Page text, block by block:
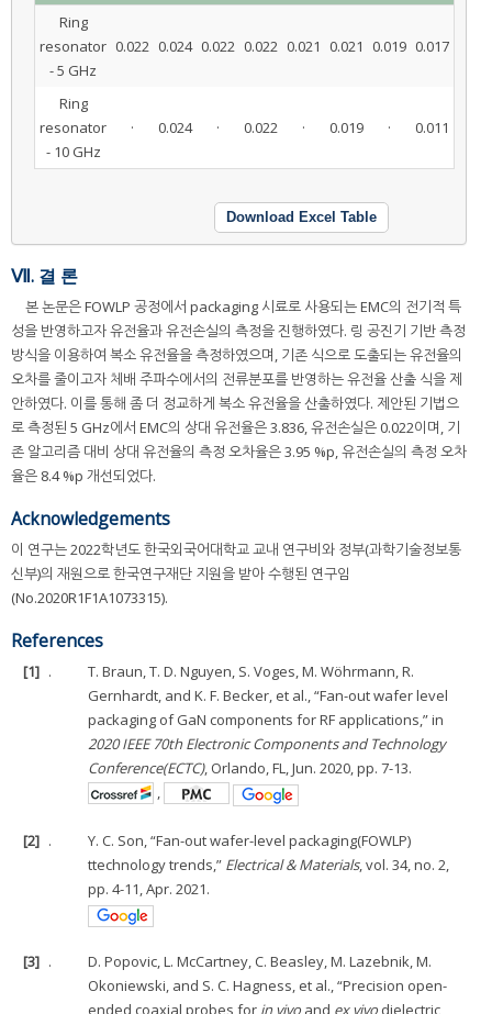
Ring
resonator
- 5 GHz
0.022 0.024 0.022 0.022 0.021 0.021 0.019 0.017
Ring
resonator
- 10 GHz
· 0.024 · 0.022 · 0.019 · 0.011
Download Excel Table
Ⅶ. 결 론
본 논문은 FOWLP 공정에서 packaging 시료로 사용되는 EMC의 전기적 특
성을 반영하고자 유전율과 유전손실의 측정을 진행하였다. 링 공진기 기반 측정
방식을 이용하여 복소 유전율을 측정하였으며, 기존 식으로 도출되는 유전율의
오차를 줄이고자 체배 주파수에서의 전류분포를 반영하는 유전율 산출 식을 제
안하였다. 이를 통해 좀 더 정교하게 복소 유전율을 산출하였다. 제안된 기법으
로 측정된 5 GHz에서 EMC의 상대 유전율은 3.836, 유전손실은 0.022이며, 기
존 알고리즘 대비 상대 유전율의 측정 오차율은 3.95 %p, 유전손실의 측정 오차
율은 8.4 %p 개선되었다.
Acknowledgements
이 연구는 2022학년도 한국외국어대학교 교내 연구비와 정부(과학기술정보통
신부)의 재원으로 한국연구재단 지원을 받아 수행된 연구임
(No.2020R1F1A1073315).
References
[1] .
T. Braun, T. D. Nguyen, S. Voges, M. Wöhrmann, R.
Gernhardt, and K. F. Becker, et al., “Fan-out wafer level
packaging of GaN components for RF applications,” in
2020 IEEE 70th Electronic Components and Technology
Conference(ECTC), Orlando, FL, Jun. 2020, pp. 7-13.
,
[2] .
Y. C. Son, “Fan-out wafer-level packaging(FOWLP)
ttechnology trends,” Electrical & Materials, vol. 34, no. 2,
pp. 4-11, Apr. 2021.
[3] .
D. Popovic, L. McCartney, C. Beasley, M. Lazebnik, M.
Okoniewski, and S. C. Hagness, et al., “Precision open-
ended coaxial probes for in vivo and ex vivo dielectric